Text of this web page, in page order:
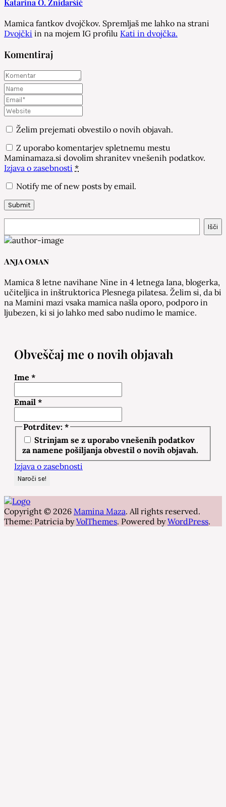
Katarina O. Žnidaršič
Mamica fantkov dvojčkov. Spremljaš me lahko na strani
Dvojčki in na mojem IG profilu Kati in dvojčka.
Komentiraj
Želim prejemati obvestilo o novih objavah.
Z uporabo komentarjev spletnemu mestu
Maminamaza.si dovolim shranitev vnešenih podatkov.
Izjava o zasebnosti *
Notify me of new posts by email.
Išči
Anja Oman
Mamica 8 letne navihane Nine in 4 letnega Iana, blogerka,
učiteljica in inštruktorica Plesnega pilatesa. Želim si, da bi
na Mamini mazi vsaka mamica našla oporo, podporo in
ljubezen, ki si jo lahko med sabo nudimo le mamice.
Obveščaj me o novih objavah
Ime *
Email *
Potrditev: *
Strinjam se z uporabo vnešenih podatkov
za namene pošiljanja obvestil o novih objavah.
Izjava o zasebnosti
Copyright © 2026 Mamina Maza. All rights reserved.
Theme: Patricia byVolThemes. Powered byWordPress.